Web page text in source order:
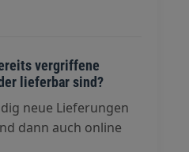
vergriffene
lieferbar sind?
neue Lieferungen
dann auch online